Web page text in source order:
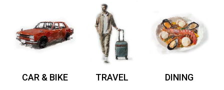
CAR & BIKE TRAVEL DINING